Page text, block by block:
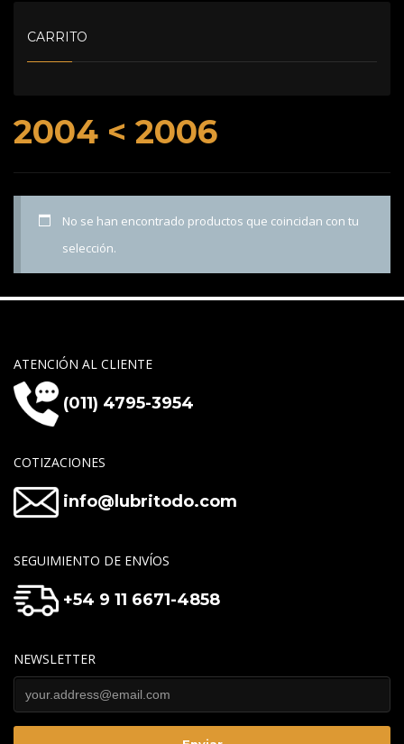
2004 < 2006
No se han encontrado productos que coincidan con tu
selección.
CARRITO
ATENCIÓN AL CLIENTE
(011) 4795-3954
COTIZACIONES
info@lubritodo.com
SEGUIMIENTO DE ENVÍOS
+54 9 11 6671-4858
NEWSLETTER